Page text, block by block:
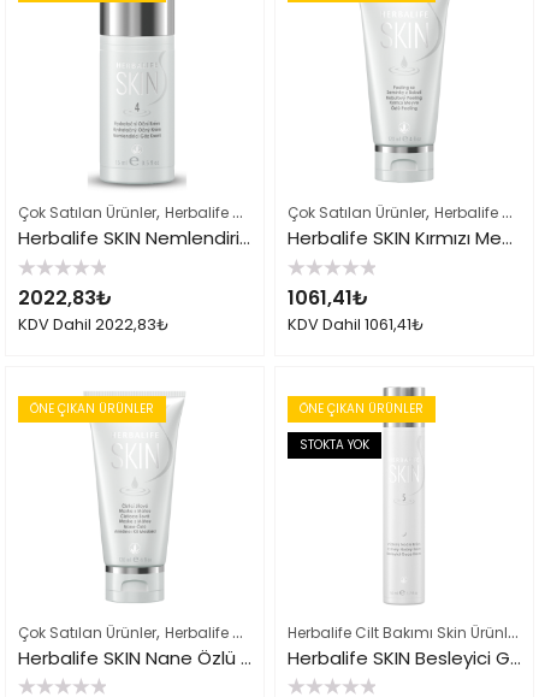
Çok Satılan Ürünler, Herbalife Cilt Bakımı Skin Ürünleri ,Herbalife Ürün
Herbalife SKIN Nemlendirici Göz Kremi
5
üzerinden
0
oy
2022,83₺
KDV Dahil 2022,83₺
Çok Satılan Ürünler, Herbalife Cilt Bakımı Skin Ürünleri
Herbalife SKIN Kırmızı Meyve Özlü Peeling
5
üzerinden
0
oy
1061,41₺
KDV Dahil 1061,41₺
ÖNE ÇIKAN ÜRÜNLER
Çok Satılan Ürünler, Herbalife Cilt Bakımı Skin Ürünleri ,Herbalife Ürün
Herbalife SKIN Nane Özlü Arındırıcı Kil Maskesi
ÖNE ÇIKAN ÜRÜNLER
STOKTA YOK
Herbalife Cilt Bakımı Skin Ürünleri
Herbalife SKIN Besleyici Gece Kremi